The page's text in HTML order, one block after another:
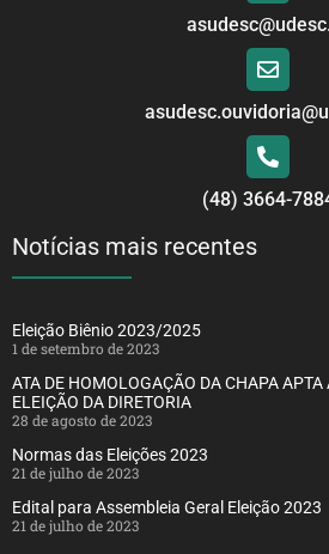
(48) 3664-
Notícias mais recentes
Eleição Biênio 2023/2025
1 de setembro de 2023
ATA DE HOMOLOGAÇÃO DA CHAPA APTA
ELEIÇÃO DA DIRETORIA
28 de agosto de 2023
Normas das Eleições 2023
21 de julho de 2023
Edital para Assembleia Geral Eleição 2023
21 de julho de 2023